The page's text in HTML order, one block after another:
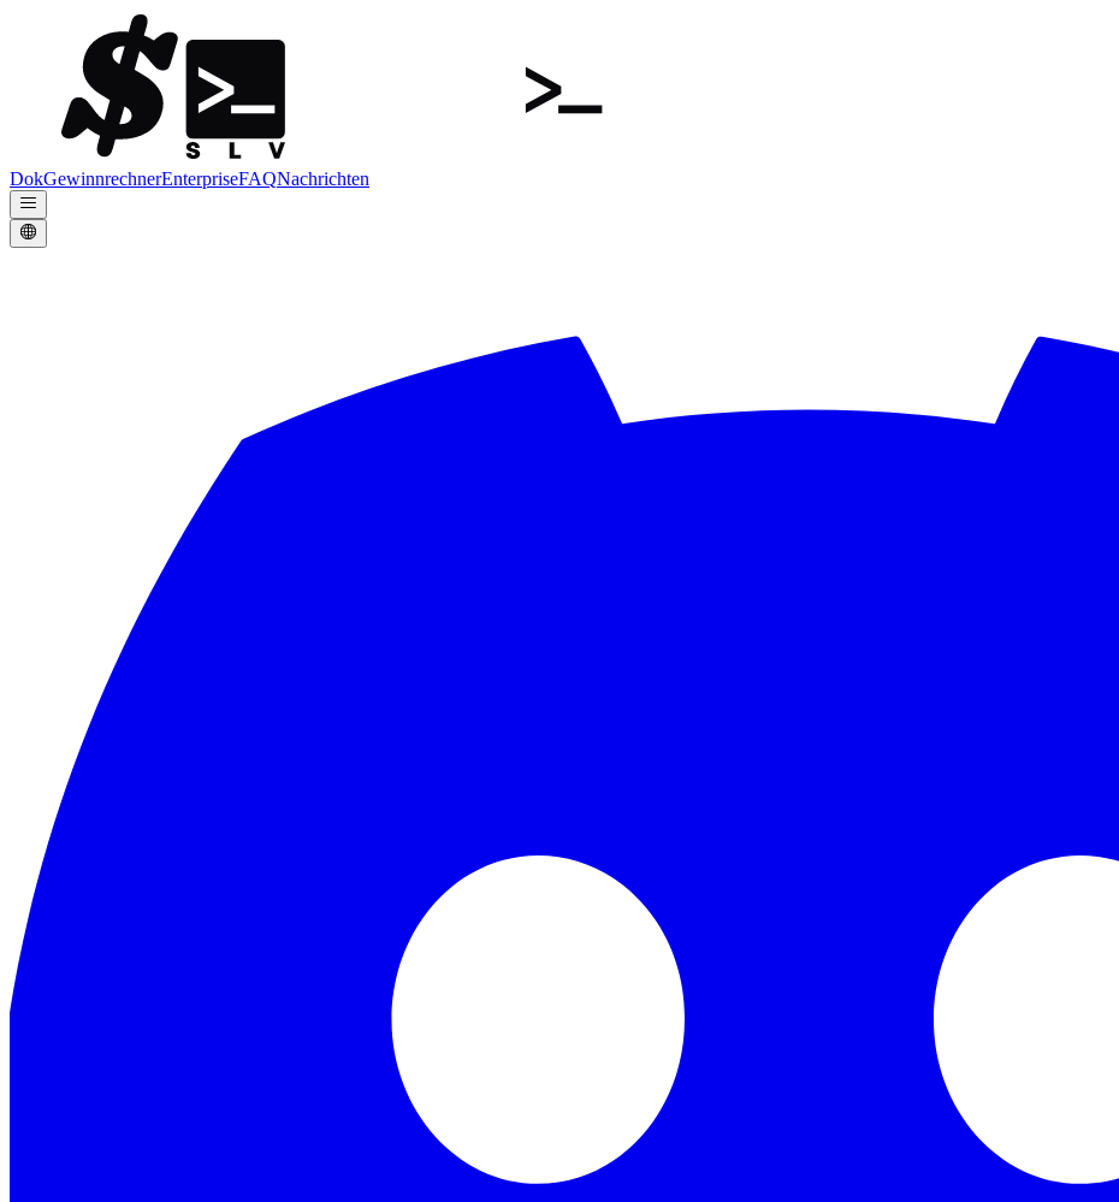
DokGewinnrechnerEnterpriseFAQNachrichten